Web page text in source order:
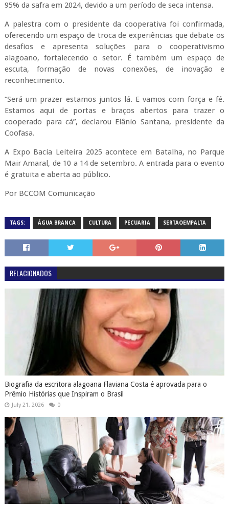
95% da safra em 2024, devido a um período de seca intensa.
A palestra com o presidente da cooperativa foi confirmada,
oferecendo um espaço de troca de experiências que debate os
desafios e apresenta soluções para o cooperativismo
alagoano, fortalecendo o setor. É também um espaço de
escuta, formação de novas conexões, de inovação e
reconhecimento.
“Será um prazer estamos juntos lá. E vamos com força e fé.
Estamos aqui de portas e braços abertos para trazer o
cooperado para cá”, declarou Elânio Santana, presidente da
Coofasa.
A Expo Bacia Leiteira 2025 acontece em Batalha, no Parque
Mair Amaral, de 10 a 14 de setembro. A entrada para o evento
é gratuita e aberta ao público.
Por BCCOM Comunicação
TAGS: ÁGUA BRANCA CULTURA PECUARIA SERTAOEMPALTA
RELACIONADOS
Biografia da escritora alagoana Flaviana Costa é aprovada para o
Prêmio Histórias que Inspiram o Brasil
July 21, 2026 0